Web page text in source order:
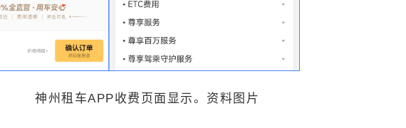
神州租车APP收费页面显示。资料图片